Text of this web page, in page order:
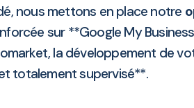
nous mettons en place notre
sur **Google My
la développement de
totalement supervisé**.